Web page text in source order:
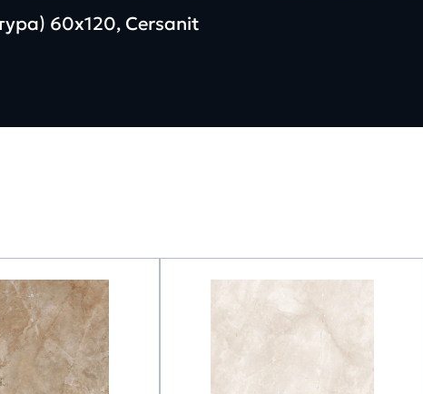
60х120, Cersanit